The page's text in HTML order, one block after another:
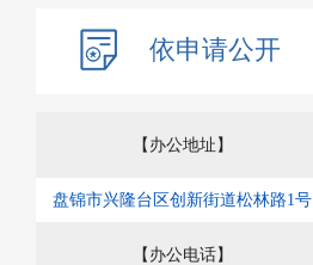
依申请公开
【办公地址】
盘锦市兴隆台区创新街道松林路1号
【办公电话】